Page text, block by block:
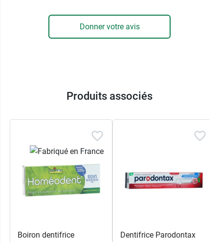
Donner votre avis
Produits associés
Boiron dentifrice
Dentifrice Parodontax